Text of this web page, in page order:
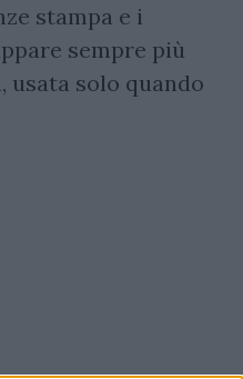
stampa e i
sempre più
usata solo quando